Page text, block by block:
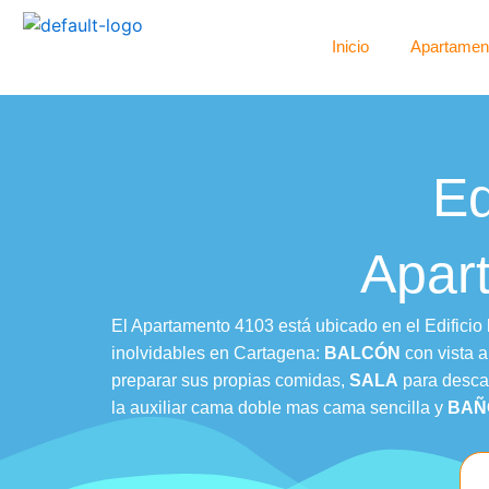
Inicio
El Apartamento 4103 está ubicado en el Edificio
inolvidables en Cartagena: BALCÓN con vista
preparar sus propias comidas, SALA para
la auxiliar cama doble mas cama sencilla y